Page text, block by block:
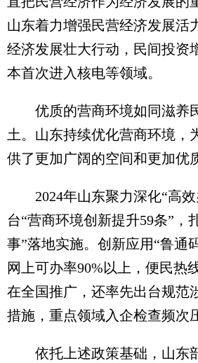
山东着力增强民营经济发展活
经济发展壮大行动，民间投资
本首次进入核电等领域。
优质的营商环境如同滋养
土。山东持续优化营商环境，
供了更加广阔的空间和更加优
2024年山东聚力深化“高效
台“营商环境创新提升59条”，
事”落地实施。创新应用“鲁通
网上可办率90%以上，便民热
在全国推广，还率先出台规范
措施，重点领域入企检查频次
依托上述政策基础，山东